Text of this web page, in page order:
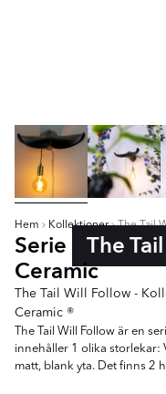
Hem Kollektioner The Tail
Serie The
Ceramic
The Tail Will Follow -
Ceramic ®
The Tail Will Follow är en
innehåller 1 olika storlekar:
matt, blank yta. Det finns 2